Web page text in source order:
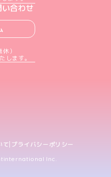
合わせ
）
します。
て プライバシーポリシー
Inc.